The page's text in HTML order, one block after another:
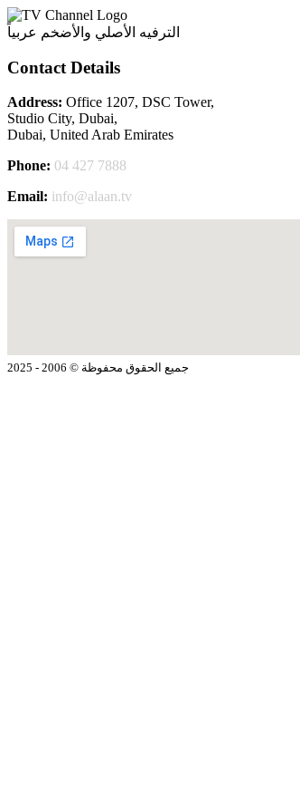
الترفيه الأصلي والأضخم عربياً
Contact Details
Address: Office 1207, DSC Tower,
Studio City, Dubai,
Dubai, United Arab Emirates
Phone: 04 427 7888
Email: info@alaan.tv
جميع الحقوق محفوظة © 2006 - 2025